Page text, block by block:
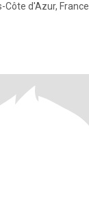
Côte d'Azur, France